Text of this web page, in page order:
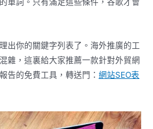
單詞。只有滿足這些條件，谷歌才會
出你的關鍵字列表了。海外推廣的工
雜，這裏給大家推薦一款針對外貿網
告的免費工具，轉送門： 網站SEO表